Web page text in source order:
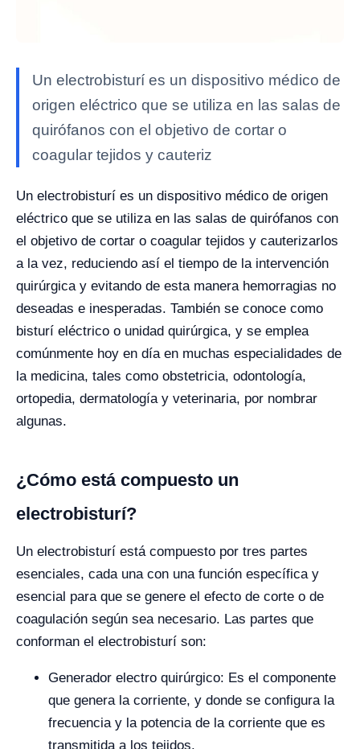
Un electrobisturí es un dispositivo médico de
origen eléctrico que se utiliza en las salas de
quirófanos con el objetivo de cortar o
coagular tejidos y cauteriz
Un electrobisturí es un dispositivo médico de origen
eléctrico que se utiliza en las salas de quirófanos con
el objetivo de cortar o coagular tejidos y cauterizarlos
a la vez, reduciendo así el tiempo de la intervención
quirúrgica y evitando de esta manera hemorragias no
deseadas e inesperadas. También se conoce como
bisturí eléctrico o unidad quirúrgica, y se emplea
comúnmente hoy en día en muchas especialidades de
la medicina, tales como obstetricia, odontología,
ortopedia, dermatología y veterinaria, por nombrar
algunas.
¿Cómo está compuesto un
electrobisturí?
Un electrobisturí está compuesto por tres partes
esenciales, cada una con una función específica y
esencial para que se genere el efecto de corte o de
coagulación según sea necesario. Las partes que
conforman el electrobisturí son:
Generador electro quirúrgico: Es el componente
que genera la corriente, y donde se configura la
frecuencia y la potencia de la corriente que es
transmitida a los tejidos.